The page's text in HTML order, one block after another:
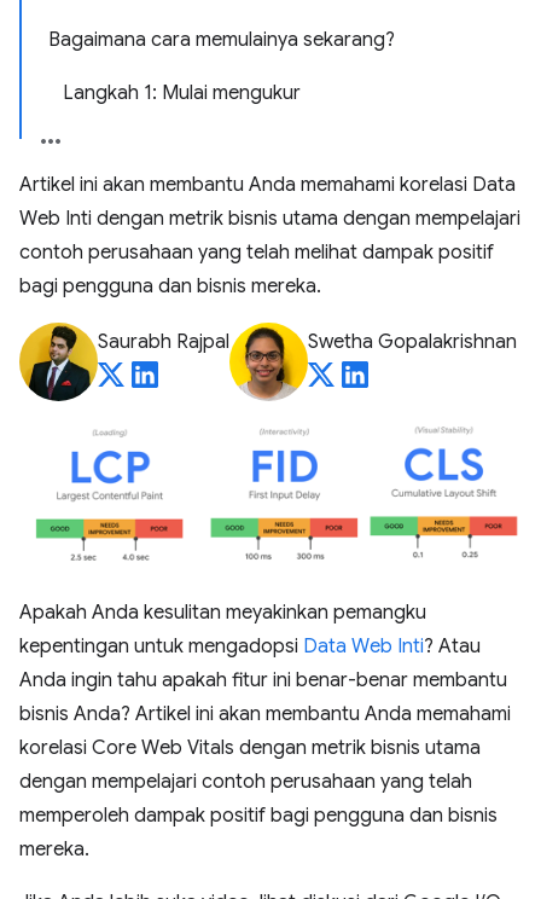
Bagaimana cara memulainya sekarang?
Langkah 1: Mulai mengukur
Artikel ini akan membantu Anda memahami korelasi Data
Web Inti dengan metrik bisnis utama dengan mempelajari
contoh perusahaan yang telah melihat dampak positif
bagi pengguna dan bisnis mereka.
Saurabh Rajpal Swetha Gopalakrishnan
Apakah Anda kesulitan meyakinkan pemangku
kepentingan untuk mengadopsi Data Web Inti? Atau
Anda ingin tahu apakah fitur ini benar-benar membantu
bisnis Anda? Artikel ini akan membantu Anda memahami
korelasi Core Web Vitals dengan metrik bisnis utama
dengan mempelajari contoh perusahaan yang telah
memperoleh dampak positif bagi pengguna dan bisnis
mereka.